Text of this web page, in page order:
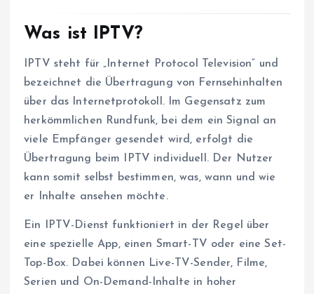
Was ist IPTV?
IPTV steht für „Internet Protocol Television“ und
bezeichnet die Übertragung von Fernsehinhalten
über das Internetprotokoll. Im Gegensatz zum
herkömmlichen Rundfunk, bei dem ein Signal an
viele Empfänger gesendet wird, erfolgt die
Übertragung beim IPTV individuell. Der Nutzer
kann somit selbst bestimmen, was, wann und wie
er Inhalte ansehen möchte.
Ein IPTV-Dienst funktioniert in der Regel über
eine spezielle App, einen Smart-TV oder eine Set-
Top-Box. Dabei können Live-TV-Sender, Filme,
Serien und On-Demand-Inhalte in hoher